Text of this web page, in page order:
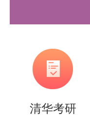
1、论文、
2、各专家
清华考研